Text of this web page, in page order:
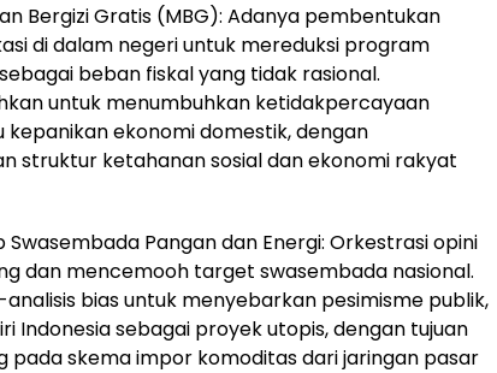
Bergizi Gratis (MBG): Adanya pembentukan
di dalam negeri untuk mereduksi program
beban fiskal yang tidak rasional.
untuk menumbuhkan ketidakpercayaan
ekonomi domestik, dengan
struktur ketahanan sosial dan ekonomi rakyat
Pangan dan Energi: Orkestrasi opini
dan mencemooh target swasembada nasional.
bias untuk menyebarkan pesimisme publik,
Indonesia sebagai proyek utopis, dengan tujuan
skema impor komoditas dari jaringan pasar